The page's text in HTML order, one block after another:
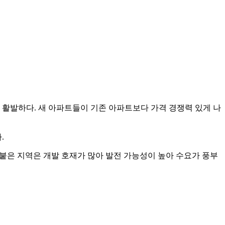
발하다. 새 아파트들이 기존 아파트보다 가격 경쟁력 있게 나
.
은 지역은 개발 호재가 많아 발전 가능성이 높아 수요가 풍부